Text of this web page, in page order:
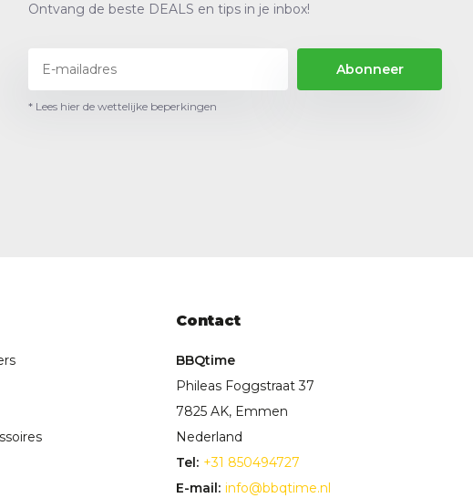
Ontvang de beste DEALS en tips in je inbox!
Abonneer
* Lees hier de wettelijke beperkingen
Contact
BBQtime
Phileas Foggstraat 37
7825 AK, Emmen
Nederland
Tel: +31 850494727
E-mail: info@bbqtime.nl